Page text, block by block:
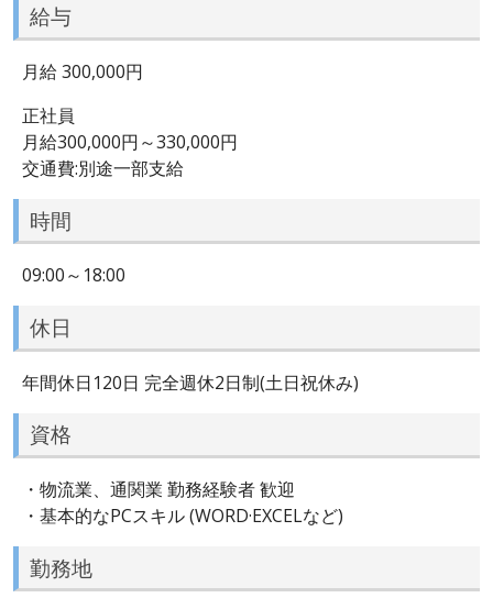
給与
月給 300,000円
正社員
月給300,000円～330,000円
交通費:別途一部支給
時間
09:00～18:00
休日
年間休日120日 完全週休2日制(土日祝休み)
資格
・物流業、通関業 勤務経験者 歓迎
・基本的なPCスキル (WORD·EXCELなど)
勤務地